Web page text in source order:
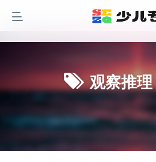
一年级
四年级 五年级
六年级
观察推理